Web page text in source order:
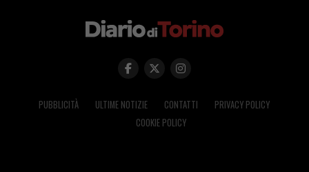
PUBBLICITÀ ULTIME NOTIZIE CONTATTI
PRIVACY POLICY
COOKIE POLICY